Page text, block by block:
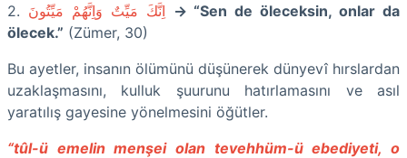
2.
→ “Sen de öleceksin, onlar da
ölecek.” (Zümer, 30)
Bu ayetler, insanın ölümünü düşünerek dünyevî hırslardan
uzaklaşmasını, kulluk şuurunu hatırlamasını ve asıl
yaratılış gayesine yönelmesini öğütler.
“tûl-ü emelin menşei olan tevehhüm-ü ebediyeti, o